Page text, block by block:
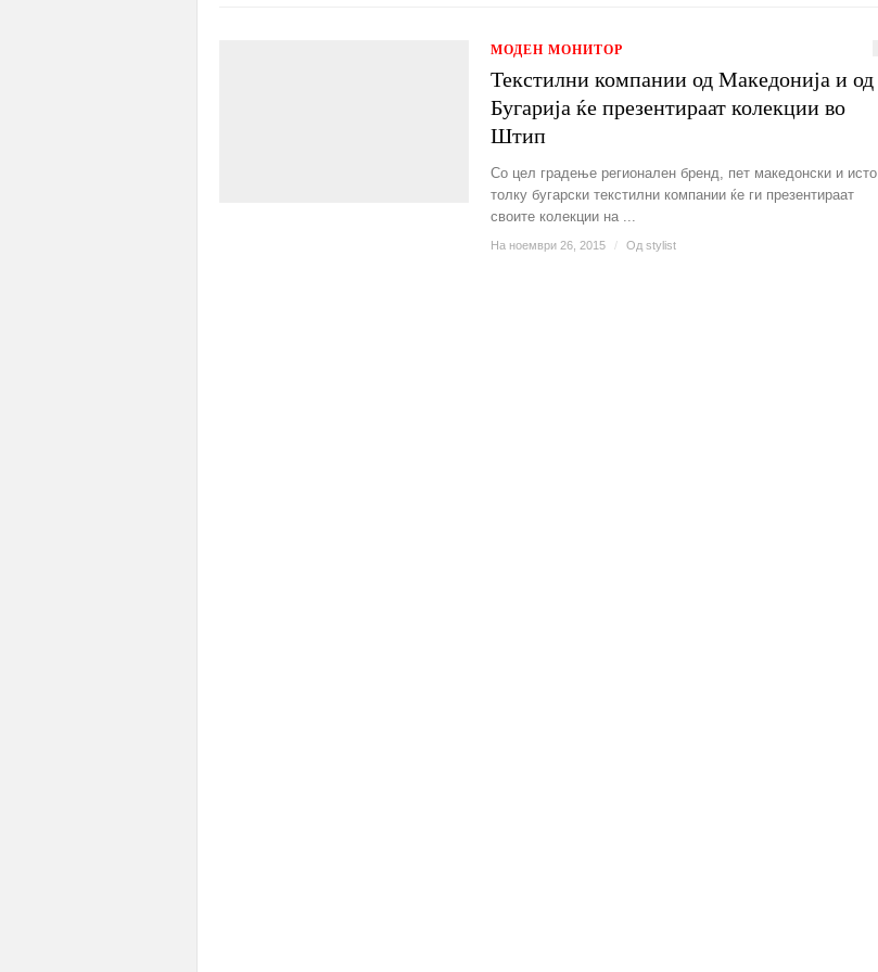
МОДЕН МОНИТОР
Текстилни компании од Македонија и од
Бугарија ќе презентираат колекции во
Штип
Со цел градење регионален бренд, пет македонски и исто
толку бугарски текстилни компании ќе ги презентираат
своите колекции на ...
На ноември 26, 2015 / Од stylist